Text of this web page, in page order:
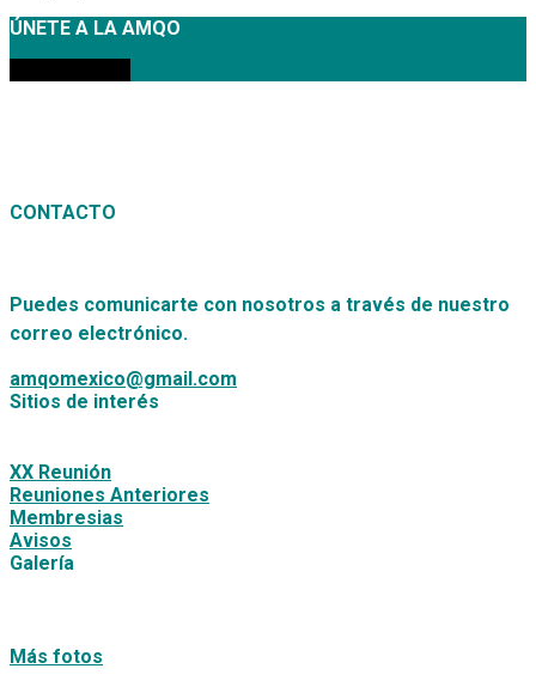
ÚNETE A LA AMQO
CONTACTO
Puedes comunicarte con nosotros a través de nuestro
correo electrónico.
amqomexico@gmail.com
Sitios de interés
XX Reunión
Reuniones Anteriores
Membresias
Avisos
Galería
Más fotos